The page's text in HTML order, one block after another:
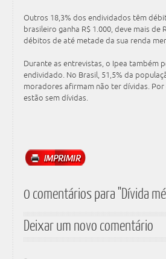
Outros 18,3% dos endividados têm
brasileiro ganha R$ 1.000, deve mais
débitos de até metade da sua renda
Durante as entrevistas, o Ipea também
endividado. No Brasil, 51,5% da
moradores afirmam não ter dívidas.
estão sem dívidas.
0 comentários para "Dívida
Deixar um novo comentário